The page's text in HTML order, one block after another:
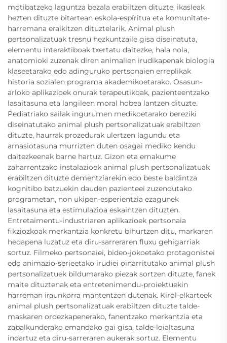
motibatzeko laguntza bezala erabiltzen dituzte, ikasleak
hezten dituzte bitartean eskola-espíritua eta komunitate-
harremana eraikitzen dituztelarik. Animal plush
pertsonalizatuak tresnu hezkuntzaile gisa diseinatuta,
elementu interaktiboak txertatu daitezke, hala nola,
anatomioki zuzenak diren animalien irudikapenak biologia
klaseetarako edo adinguruko pertsonaien erreplikak
historia sozialen programa akademikoetarako. Osasun-
arloko aplikazioek onurak terapeutikoak, pazienteentzako
lasaitasuna eta langileen moral hobea lantzen dituzte.
Pediatriako sailak ingurumen medikoetarako bereziki
diseinatutako animal plush pertsonalizatuak erabiltzen
dituzte, haurrak prozedurak ulertzen lagundu eta
arnasiotasuna murrizten duten osagai mediko kendu
daitezkeenak barne hartuz. Gizon eta emakume
zaharrentzako instalazioek animal plush pertsonalizatuak
erabiltzen dituzte dementziarekin edo beste baldintza
kognitibo batzuekin dauden pazienteei zuzendutako
programetan, non ukipen-esperientzia ezagunek
lasaitasuna eta estimulazioa eskaintzen dituzten.
Entretaimentu-industriaren aplikazioek pertsonaia
fikziozkoak merkantzia konkretu bihurtzen ditu, markaren
hedapena luzatuz eta diru-sarreraren fluxu gehigarriak
sortuz. Filmeko pertsonaiei, bideo-jokoetako protagonistei
edo animazio-serieetako irudiei oinarritutako animal plush
pertsonalizatuek bildumarako piezak sortzen dituzte, fanek
maite dituztenak eta entretenimendu-proiektuekin
harreman iraunkorra mantentzen dutenak. Kirol-elkarteek
animal plush pertsonalizatuak erabiltzen dituzte talde-
maskaren ordezkapenerako, fanentzako merkantzia eta
zabalkunderako emandako gai gisa, talde-loialtasuna
indartuz eta diru-sarreraren aukerak sortuz. Elementu